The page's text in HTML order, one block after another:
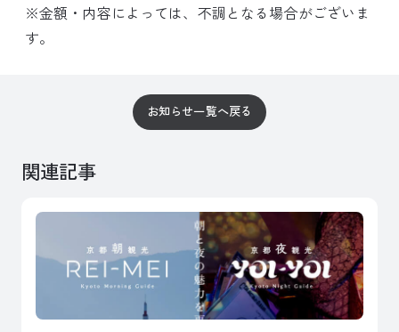
※金額・内容によっては、不調となる場合がございま
す。
お知らせ一覧へ戻る
関連記事